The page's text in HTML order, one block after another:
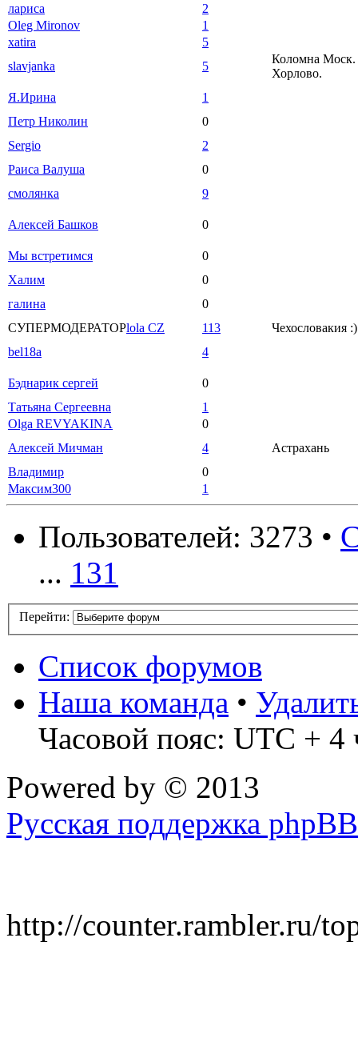
лариса
2
Oleg Mironov
1
xatira
5
slavjanka
5
Коломна Моск.
Хорлово.
Я.Ирина
1
Петр Николин
0
Sergio
2
Раиса Валуша
0
смолянка
9
Алексей Башков 0
Мы встретимся
0
Халим
0
галина
0
СУПЕРМОДЕРАТОРlola CZ 113
Чехословакия :)
bel18a
4
Бэднарик сергей
0
Татьяна Сергеевна
1
Olga REVYAKINA
0
Алексей Мичман
4
Астрахань
Владимир
0
Максим300
1
Пользователей: 3273 •
... 131
Перейти:
Список форумов
Наша команда •
Часовой пояс: UTC + 4
Powered by © 2013
Русская поддержка phpBB
http://counter.rambler.ru/